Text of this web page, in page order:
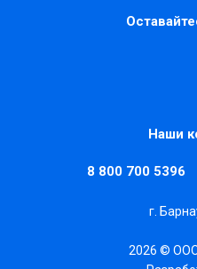
Наши
8 800 700 5396
г.
2026 ©